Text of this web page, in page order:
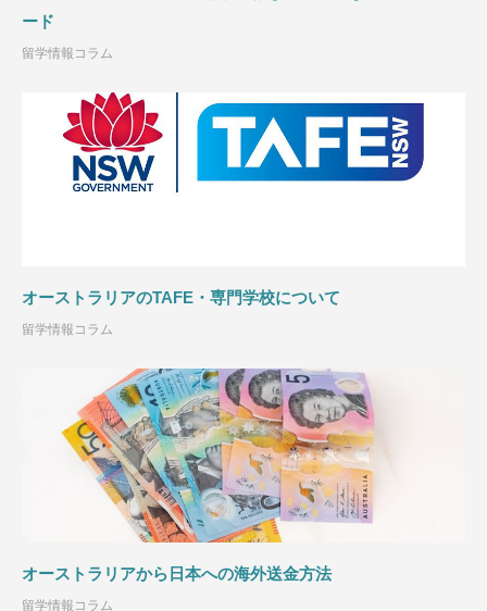
ード
留学情報コラム
オーストラリアのTAFE・専門学校について
留学情報コラム
オーストラリアから日本への海外送金方法
留学情報コラム